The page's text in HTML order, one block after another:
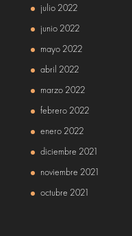
julio 2022
junio 2022
mayo 2022
abril 2022
marzo 2022
febrero 2022
enero 2022
diciembre 2021
noviembre 2021
octubre 2021